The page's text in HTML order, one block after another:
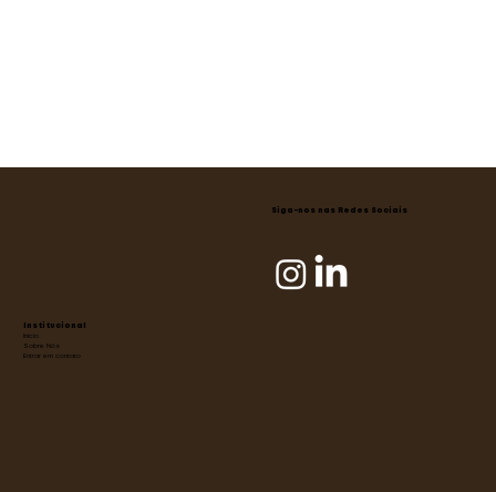
Institucional
Início
Sobre Nós
Entrar em contato
Siga-nos nas Redes Sociais